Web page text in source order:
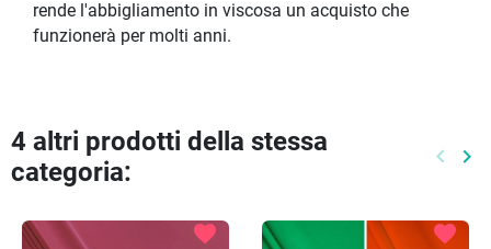
rende l'abbigliamento in viscosa un acquisto che
funzionerà per molti anni.
4 altri prodotti della stessa
categoria:
keyboard_arrow_left keyboard_arrow_right
favorite favorite